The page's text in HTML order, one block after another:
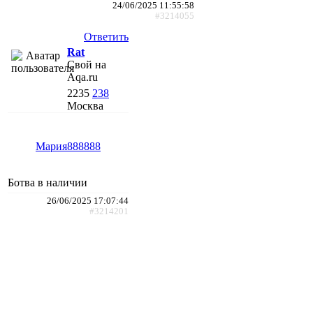
24/06/2025 11:55:58
#3214055
Ответить
Rat
Свой на
Aqa.ru
2235 238
Москва
Мария888888
Ботва в наличии
26/06/2025 17:07:44
#3214201